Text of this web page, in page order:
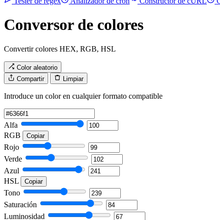
Conversor de colores
Convertir colores HEX, RGB, HSL
Color aleatorio
Compartir
Limpiar
Introduce un color en cualquier formato compatible
Alfa
RGB
Copiar
Rojo
Verde
Azul
HSL
Copiar
Tono
Saturación
Luminosidad